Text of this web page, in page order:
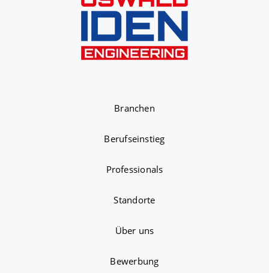
Branchen
Berufseinstieg
Professionals
Standorte
Über uns
Bewerbung